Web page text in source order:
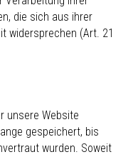
die sich aus ihrer
widersprechen (Art. 21
unsere Website
gespeichert, bis
wurden. Soweit